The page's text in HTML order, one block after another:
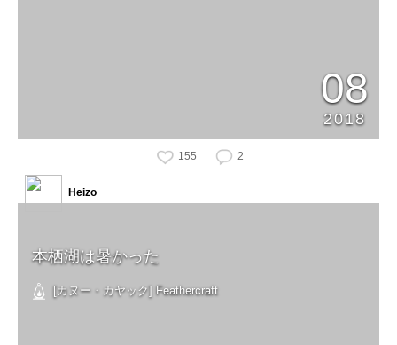
08
2018
155 2
本栖湖は暑かった
[カヌー・カヤック] Feathercraft
Heizo